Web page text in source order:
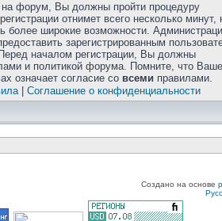
на форум, Вы должны пройти процедуру
отнимет всего несколько минут,
более широкие возможности.
зарегистрированным
началом регистрации, Вы должны
и политикой форума. Помните, что Ваше
означает согласие со всеми правилами.
| Соглашение о конфиденциальности
Создано на основе